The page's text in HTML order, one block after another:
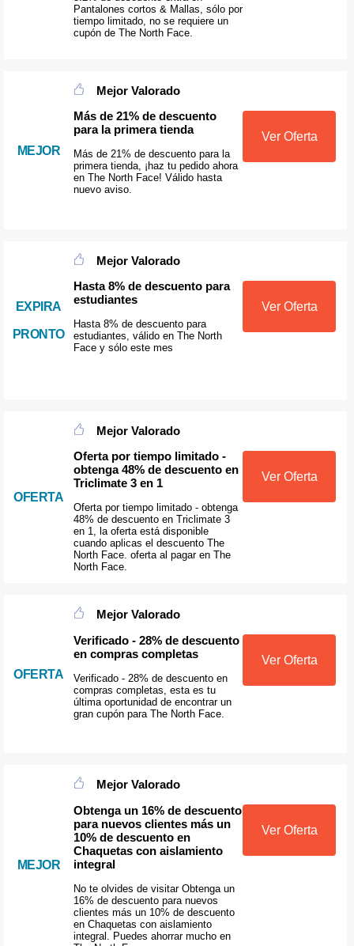
Pantalones cortos & Mallas, sólo por
tiempo limitado, no se requiere un
cupón de The North Face.
MEJOR
Mejor Valorado
Más de 21% de descuento
para la primera tienda
Más de 21% de descuento para la
primera tienda, ¡haz tu pedido ahora
en The North Face! Válido hasta
nuevo aviso.
Ver Oferta
EXPIRA
PRONTO
Mejor Valorado
Hasta 8% de descuento para
estudiantes
Hasta 8% de descuento para
estudiantes, válido en The North
Face y sólo este mes
Ver Oferta
OFERTA
Mejor Valorado
Oferta por tiempo limitado -
obtenga 48% de descuento en
Triclimate 3 en 1
Oferta por tiempo limitado - obtenga
48% de descuento en Triclimate 3
en 1, la oferta está disponible
cuando aplicas el descuento The
North Face. oferta al pagar en The
North Face.
Ver Oferta
OFERTA
Mejor Valorado
Verificado - 28% de descuento
en compras completas
Verificado - 28% de descuento en
compras completas, esta es tu
última oportunidad de encontrar un
gran cupón para The North Face.
Ver Oferta
MEJOR
Mejor Valorado
Obtenga un 16% de descuento
para nuevos clientes más un
10% de descuento en
Chaquetas con aislamiento
integral
No te olvides de visitar Obtenga un
16% de descuento para nuevos
clientes más un 10% de descuento
en Chaquetas con aislamiento
integral. Puedes ahorrar mucho en
Ver Oferta